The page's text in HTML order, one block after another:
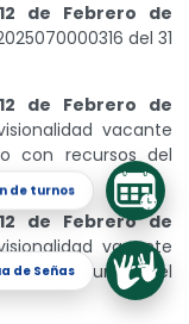
de Febrero de
del 31
de Febrero de
vacante
con recursos del
de Febrero de
vacante
con recursos del
de turnos
de Señas